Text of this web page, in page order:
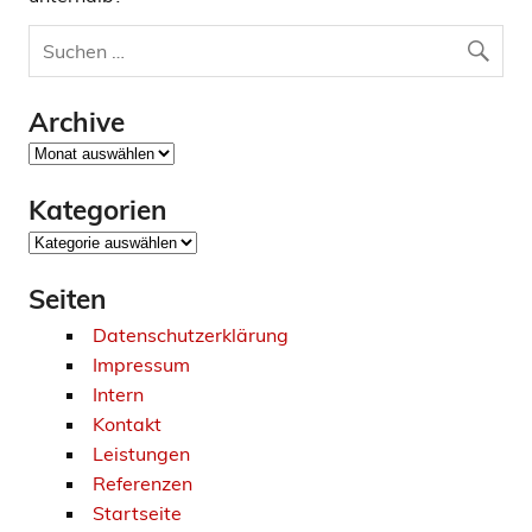
Archive
Archive
Kategorien
Kategorien
Seiten
Datenschutzerklärung
Impressum
Intern
Kontakt
Leistungen
Referenzen
Startseite